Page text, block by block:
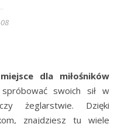
swoich sił w
żeglarstwie. Dzięki
znajdziesz tu wiele